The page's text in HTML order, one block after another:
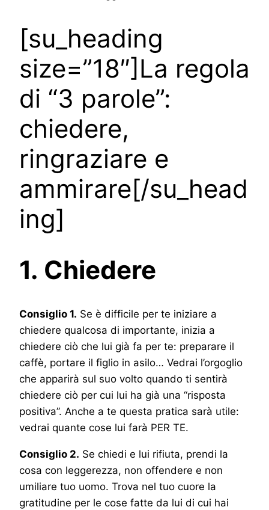
[su_heading
size=”18″]La regola
di “3 parole”:
chiedere,
ringraziare e
ammirare[/su_head
ing]
1. Chiedere
Consiglio 1. Se è difficile per te iniziare a
chiedere qualcosa di importante, inizia a
chiedere ciò che lui già fa per te: preparare il
caffè, portare il figlio in asilo… Vedrai l’orgoglio
che apparirà sul suo volto quando ti sentirà
chiedere ciò per cui lui ha già una “risposta
positiva”. Anche a te questa pratica sarà utile:
vedrai quante cose lui farà PER TE.
Consiglio 2. Se chiedi e lui rifiuta, prendi la
cosa con leggerezza, non offendere e non
umiliare tuo uomo. Trova nel tuo cuore la
gratitudine per le cose fatte da lui di cui hai